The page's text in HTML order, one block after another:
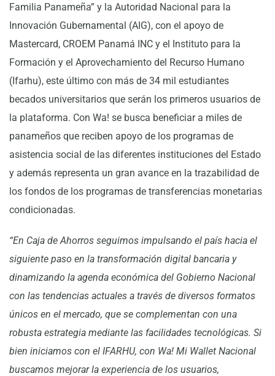
Familia Panameña” y la Autoridad Nacional para la
Innovación Gubernamental (AIG), con el apoyo de
Mastercard, CROEM Panamá INC y el Instituto para la
Formación y el Aprovechamiento del Recurso Humano
(Ifarhu), este último con más de 34 mil estudiantes
becados universitarios que serán los primeros usuarios de
la plataforma. Con Wa! se busca beneficiar a miles de
panameños que reciben apoyo de los programas de
asistencia social de las diferentes instituciones del Estado
y además representa un gran avance en la trazabilidad de
los fondos de los programas de transferencias monetarias
condicionadas.
“En Caja de Ahorros seguimos impulsando el país hacia el
siguiente paso en la transformación digital bancaria y
dinamizando la agenda económica del Gobierno Nacional
con las tendencias actuales a través de diversos formatos
únicos en el mercado, que se complementan con una
robusta estrategia mediante las facilidades tecnológicas. Si
bien iniciamos con el IFARHU, con Wa! Mi Wallet Nacional
buscamos mejorar la experiencia de los usuarios,